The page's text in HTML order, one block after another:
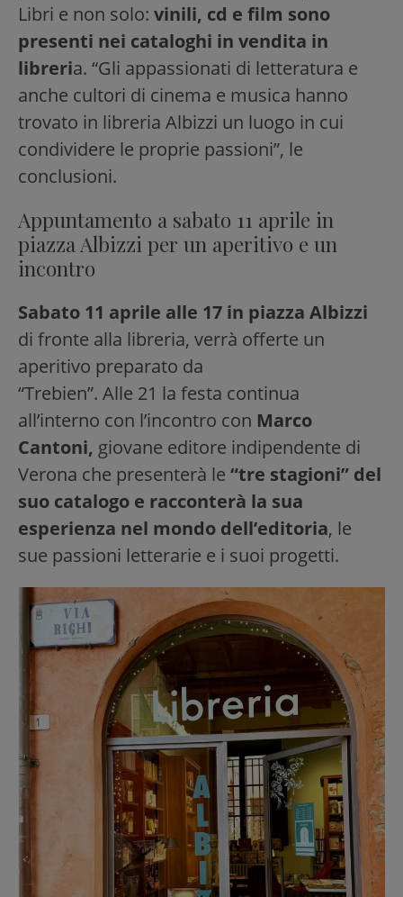
Libri e non solo: vinili, cd e film sono
presenti nei cataloghi in vendita in
libreria. “Gli appassionati di letteratura e
anche cultori di cinema e musica hanno
trovato in libreria Albizzi un luogo in cui
condividere le proprie passioni”, le
conclusioni.
Appuntamento a sabato 11 aprile in
piazza Albizzi per un aperitivo e un
incontro
Sabato 11 aprile alle 17 in piazza Albizzi
di fronte alla libreria, verrà offerte un
aperitivo preparato da
“Trebien”. Alle 21 la festa continua
all’interno con l’incontro con Marco
Cantoni, giovane editore indipendente di
Verona che presenterà le “tre stagioni” del
suo catalogo e racconterà la sua
esperienza nel mondo dell’editoria, le
sue passioni letterarie e i suoi progetti.